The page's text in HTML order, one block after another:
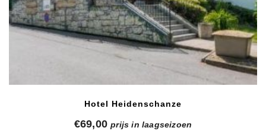
Hotel Heidenschanze
€69,00 prijs in laagseizoen